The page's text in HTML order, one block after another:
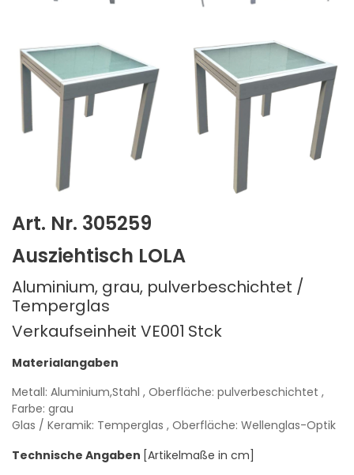
Art. Nr. 305259
Ausziehtisch LOLA
Aluminium, grau, pulverbeschichtet /
Temperglas
Verkaufseinheit VE001 Stck
Materialangaben
Metall: Aluminium,Stahl , Oberfläche: pulverbeschichtet ,
Farbe: grau
Glas / Keramik: Temperglas , Oberfläche: Wellenglas-Optik
Technische Angaben [Artikelmaße in cm]